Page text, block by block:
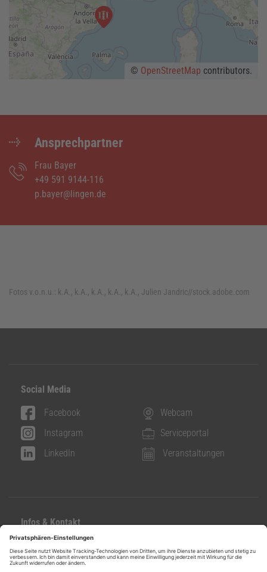
© OpenStreetMap contributors.
Ansprechpartner
Frau Bayer
+49 591 9144-116
p.bayer@lingen.de
Fotos v.o.n.u.: k.A., k.A., k.A., k.A., k.A., Julien Jandric//stock.adobe.com
Social Media
Facebook
Instagram
LinkedIn
Webcam
Serviceportal
Veranstaltungen
Infos & Kontakt
Kontakt
Datenschutz